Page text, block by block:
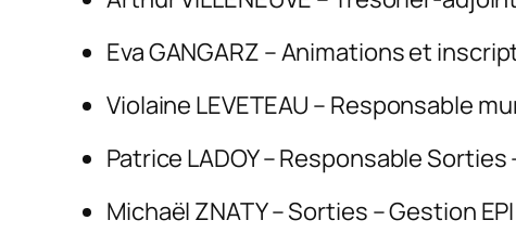
Eva GANGARZ – Animations et
Violaine LEVETEAU – Responsable
Patrice LADOY – Responsable Sorties
Michaël ZNATY – Sorties – Gestion EPI